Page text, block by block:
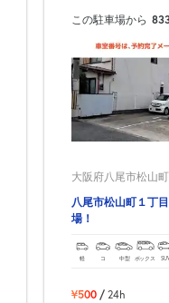
この駐車場から
大阪府八尾市松山
八尾市松山町１丁
場！
軽 コ 中型 ボックス
¥500 / 24h